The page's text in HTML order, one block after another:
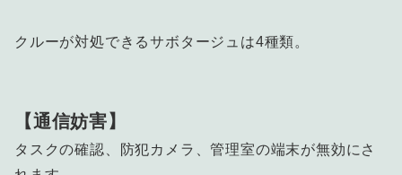
クルーが対処できるサボタージュは4種類。
【通信妨害】
タスクの確認、防犯カメラ、管理室の端末が無効にさ